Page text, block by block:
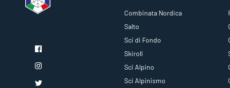
Combinata Nordica
Salto
Sci di Fondo
Skiroll
Sci Alpino
Sci Alpinismo